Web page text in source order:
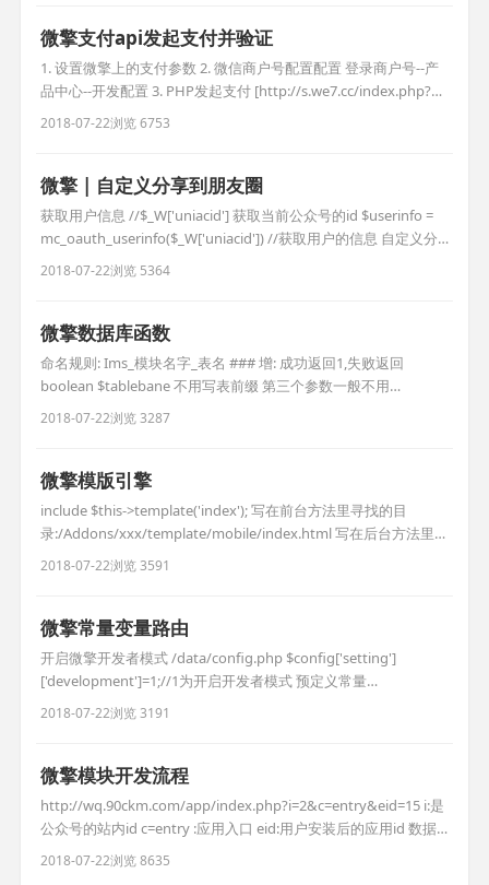
微擎支付api发起支付并验证
1. 设置微擎上的支付参数 2. 微信商户号配置配置 登录商户号--产
品中心--开发配置 3. PHP发起支付 [http://s.we7.cc/index.php?
c=wiki&do=view&id=1&list=363 ]() public function
doMobilePay() { //获取用户要充值的金额数 $fee = floatval($
2018-07-22浏览 6753
微擎 | 自定义分享到朋友圈
获取用户信息 //$_W['uniacid'] 获取当前公众号的id $userinfo =
mc_oauth_userinfo($_W['uniacid']) //获取用户的信息 自定义分
享 //方法 $account_api = WeAccount::create(); $jssdk =
$account_api->getJssdkConfig(); /
2018-07-22浏览 5364
微擎数据库函数
命名规则: Ims_模块名字_表名 ### 增: 成功返回1,失败返回
boolean $tablebane 不用写表前缀 第三个参数一般不用
pdo_insert($tablebane,$data=array(),$replace=false) ### 删 成
功返回1,失败返回boolean pdo_delete($tablename,$condition
2018-07-22浏览 3287
微擎模版引擎
include $this->template('index'); 写在前台方法里寻找的目
录:/Addons/xxx/template/mobile/index.html 写在后台方法里寻
找的目录:/Addons/xxx/template/index.html 变量的赋值 定义:
$name="王明昌博客"; 输出变量: {$name} 循环 定义: $ar
2018-07-22浏览 3591
微擎常量变量路由
开启微擎开发者模式 /data/config.php $config['setting']
['development']=1;//1为开启开发者模式 预定义常量
[http://s.we7.cc/index.php?c=wiki&do=view&id=1&list=14]() 全
局变量 [http://s.we7.cc/index.php?c=wiki&do
2018-07-22浏览 3191
微擎模块开发流程
http://wq.90ckm.com/app/index.php?i=2&c=entry&eid=15 i:是
公众号的站内id c=entry :应用入口 eid:用户安装后的应用id 数据
表: ims_modules 模块表，一个模块应该有一个记录
ims_modules_bindings ，模块后台菜单表记录，一个模块有N多
2018-07-22浏览 8635